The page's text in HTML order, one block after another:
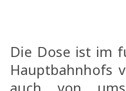
Die Dose ist im
Hauptbahnhofs